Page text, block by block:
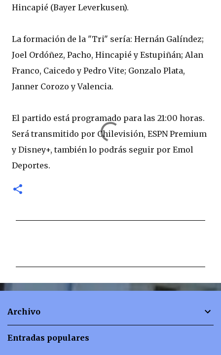
Hincapié (Bayer Leverkusen).
La formación de la "Tri" sería: Hernán Galíndez;
Joel Ordóñez, Pacho, Hincapié y Estupiñán; Alan
Franco, Caicedo y Pedro Vite; Gonzalo Plata,
Janner Corozo y Valencia.
El partido está programado para las 21:00 horas.
Será transmitido por Chilevisión, ESPN Premium
y Disney+, también lo podrás seguir por Emol
Deportes.
n
Archivo
Entradas populares